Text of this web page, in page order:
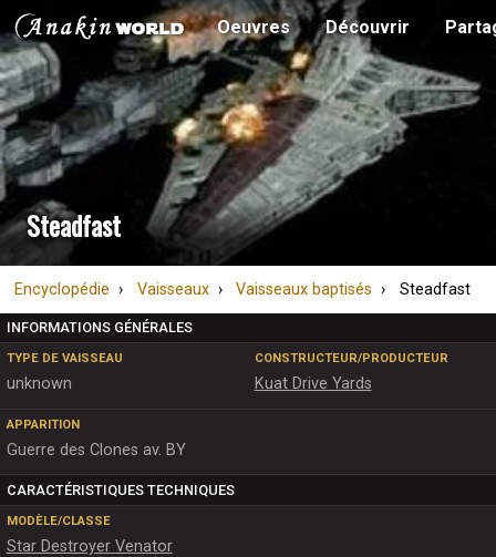
Oeuvres Découvrir
Steadfast
Encyclopédie Vaisseaux Vaisseaux baptisés Steadfast
INFORMATIONS GÉNÉRALES
TYPE DE VAISSEAU
unknown
CONSTRUCTEUR/PRODUCTEUR
Kuat Drive Yards
APPARITION
Guerre des Clones av. BY
CARACTÉRISTIQUES TECHNIQUES
MODÈLE/CLASSE
Star Destroyer Venator